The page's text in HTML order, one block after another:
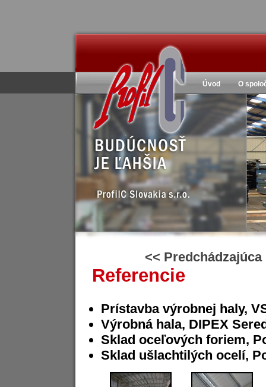
Úvod O
<< Predchádzajúca
Referencie
Prístavba výrobnej haly,
Výrobná hala, DIPEX
Sklad oceľových foriem,
Sklad ušlachtilých ocelí,